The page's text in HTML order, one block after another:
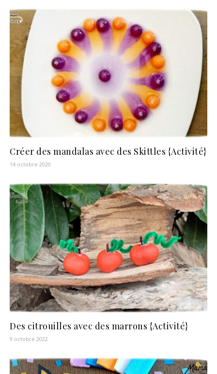
Créer des mandalas avec des Skittles {Activité}
14 octobre 2020
Des citrouilles avec des marrons {Activité}
9 octobre 2022